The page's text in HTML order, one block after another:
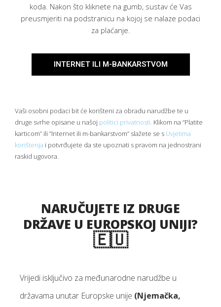
koda. Nakon što kliknete na gumb, sustav će Vas
preusmjeriti na podstranicu na kojoj se nalaze podaci
za plaćanje.​
INTERNET ILI M-BANKARSTVOM
Vaši osobni podaci bit će korišteni za obradu narudžbe te u
druge svrhe opisane u našoj politici privatnosti. Klikom na “Platite
karticom” ili “Internet ili m-bankarstvom” slažete se s Uvjetima
korištenja i potvrđujete da ste upoznati s pravom na jednostrani
raskid ugovora.
NARUČUJETE IZ DRUGE
DRŽAVE U EUROPSKOJ UNIJI?
🇪🇺
Vrijedi isključivo za međunarodne narudžbe u
državama unutar Europske unije (Njemačka,